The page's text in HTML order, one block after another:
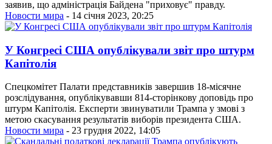
заявив, що адміністрація Байдена "приховує" правду.
Новости мира - 14 січня 2023, 20:25
У Конгресі США опублікували звіт про штурм
Капітолія
Спецкомітет Палати представників завершив 18-місячне
розслідування, опублікувавши 814-сторінкову доповідь про
штурм Капітолія. Експерти звинуватили Трампа у змові з
метою скасування результатів виборів президента США.
Новости мира - 23 грудня 2022, 14:05